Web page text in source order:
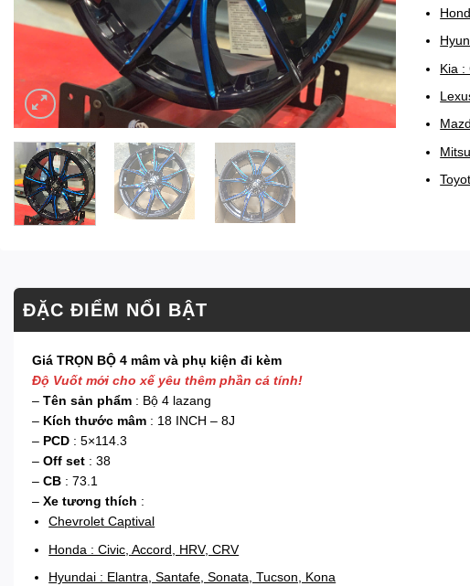
Kia :
ĐẶC ĐIỂM NỔI BẬT
Giá TRỌN BỘ 4 mâm và phụ kiện đi kèm
Độ Vuốt mới cho xế yêu thêm phần cá tính!
– Tên sản phẩm : Bộ 4 lazang
– Kích thước mâm : 18 INCH – 8J
– PCD : 5×114.3
– Off set : 38
– CB : 73.1
– Xe tương thích :
Chevrolet Captival
Honda : Civic, Accord, HRV, CRV
Hyundai : Elantra, Santafe, Sonata, Tucson, Kona